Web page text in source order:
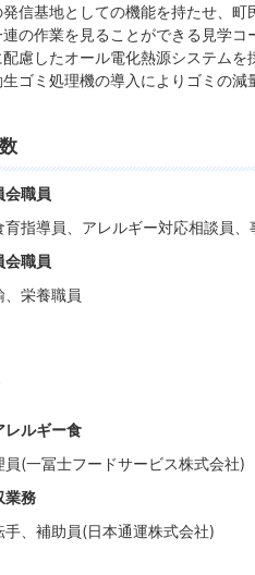
信基地としての機能を持たせ、
連の作業を見ることができる見学コ
慮したオール電化熱源システムを
ゴミ処理機の導入によりゴミの減
職員
育指導員、アレルギー対
職員
教諭、
ルギー食
理員(一冨士フードサ
業務
転手、補助員(日本通